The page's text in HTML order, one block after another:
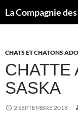
La Compagnie
CHATS ET CHATONS
CHATTE
SASKA
2 SEPTEMBRE 2018